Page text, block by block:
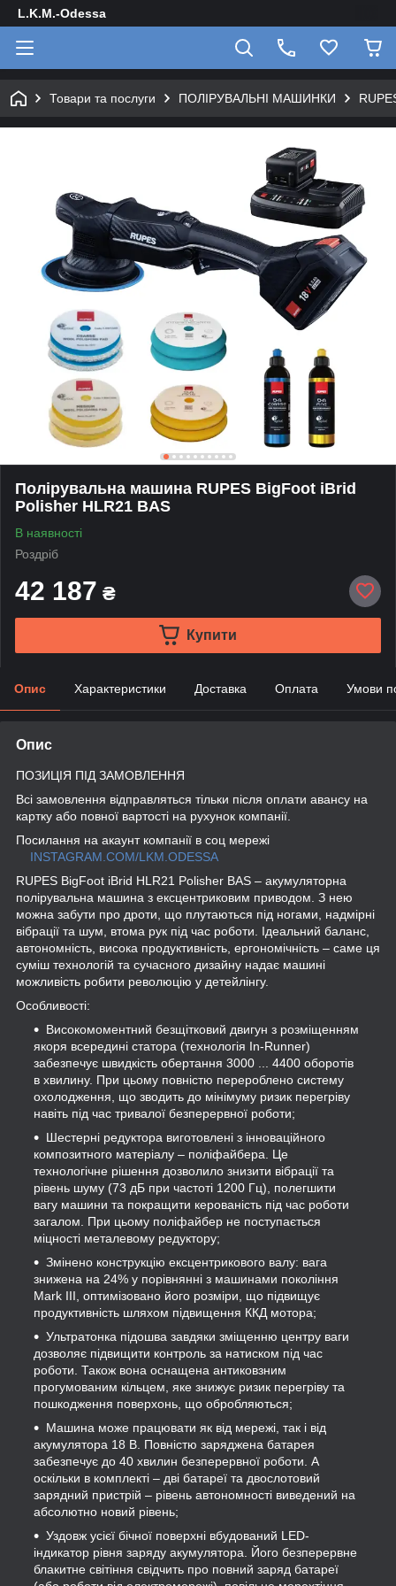
L.K.M.-Odessa
Товари та послуги ПОЛІРУВАЛЬНІ МАШИНКИ
Полірувальна машина RUPES BigFoot iBrid
Polisher HLR21 BAS
В наявності
Роздріб
42 187 ₴
Купити
Опис Характеристики Доставка Оплата Умови
Опис
ПОЗИЦІЯ ПІД ЗАМОВЛЕННЯ
Всі замовлення відправляться тільки після оплати авансу на
картку або повної вартості на рухунок компанії.
Посилання на акаунт компанії в соц мережі
INSTAGRAM.COM/LKM.ODESSA
RUPES BigFoot iBrid HLR21 Polisher BAS – акумуляторна
полірувальна машина з ексцентриковим приводом. З нею
можна забути про дроти, що плутаються під ногами, надмірні
вібрації та шум, втома рук під час роботи. Ідеальний баланс,
автономність, висока продуктивність, ергономічність – саме ця
суміш технологій та сучасного дизайну надає машині
можливість робити революцію у детейлінгу.
Особливості:
Високомоментний безщітковий двигун з розміщенням
якоря всередині статора (технологія In-Runner)
забезпечує швидкість обертання 3000 ... 4400 оборотів
в хвилину. При цьому повністю перероблено систему
охолодження, що зводить до мінімуму ризик перегріву
навіть під час тривалої безперервної роботи;
Шестерні редуктора виготовлені з інноваційного
композитного матеріалу – поліфайбера. Це
технологічне рішення дозволило знизити вібрації та
рівень шуму (73 дБ при частоті 1200 Гц), полегшити
вагу машини та покращити керованість під час роботи
загалом. При цьому поліфайбер не поступається
міцності металевому редуктору;
Змінено конструкцію ексцентрикового валу: вага
знижена на 24% у порівнянні з машинами покоління
Mark III, оптимізовано його розміри, що підвищує
продуктивність шляхом підвищення ККД мотора;
Ультратонка підошва завдяки зміщенню центру ваги
дозволяє підвищити контроль за натиском під час
роботи. Також вона оснащена антиковзним
прогумованим кільцем, яке знижує ризик перегріву та
пошкодження поверхонь, що обробляються;
Машина може працювати як від мережі, так і від
акумулятора 18 В. Повністю заряджена батарея
забезпечує до 40 хвилин безперервної роботи. А
оскільки в комплекті – дві батареї та двослотовий
зарядний пристрій – рівень автономності виведений на
абсолютно новий рівень;
Уздовж усієї бічної поверхні вбудований LED-
індикатор рівня заряду акумулятора. Його безперервне
блакитне світіння свідчить про повний заряд батареї